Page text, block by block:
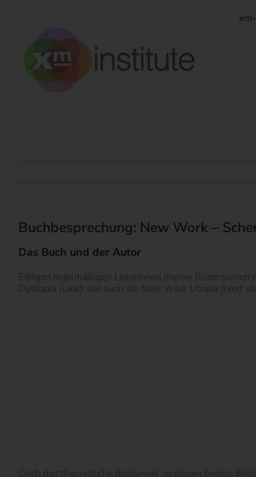
Buchbesprechung: New Work –
Das Buch und der Autor
Eifrigen regelmäßigen LeserInnen meiner
Dystopia (Link) wie auch die New Work Utopia (hier)
Doch das theoretische Basiswerk zu diesen beiden